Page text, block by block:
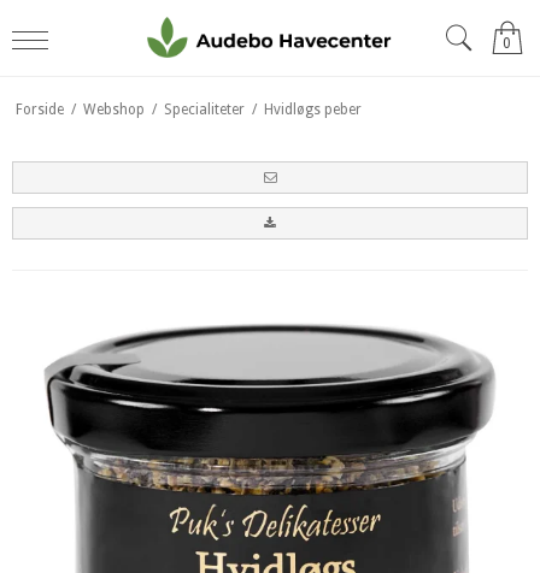
0
Forside / Webshop / Specialiteter / Hvidløgs peber